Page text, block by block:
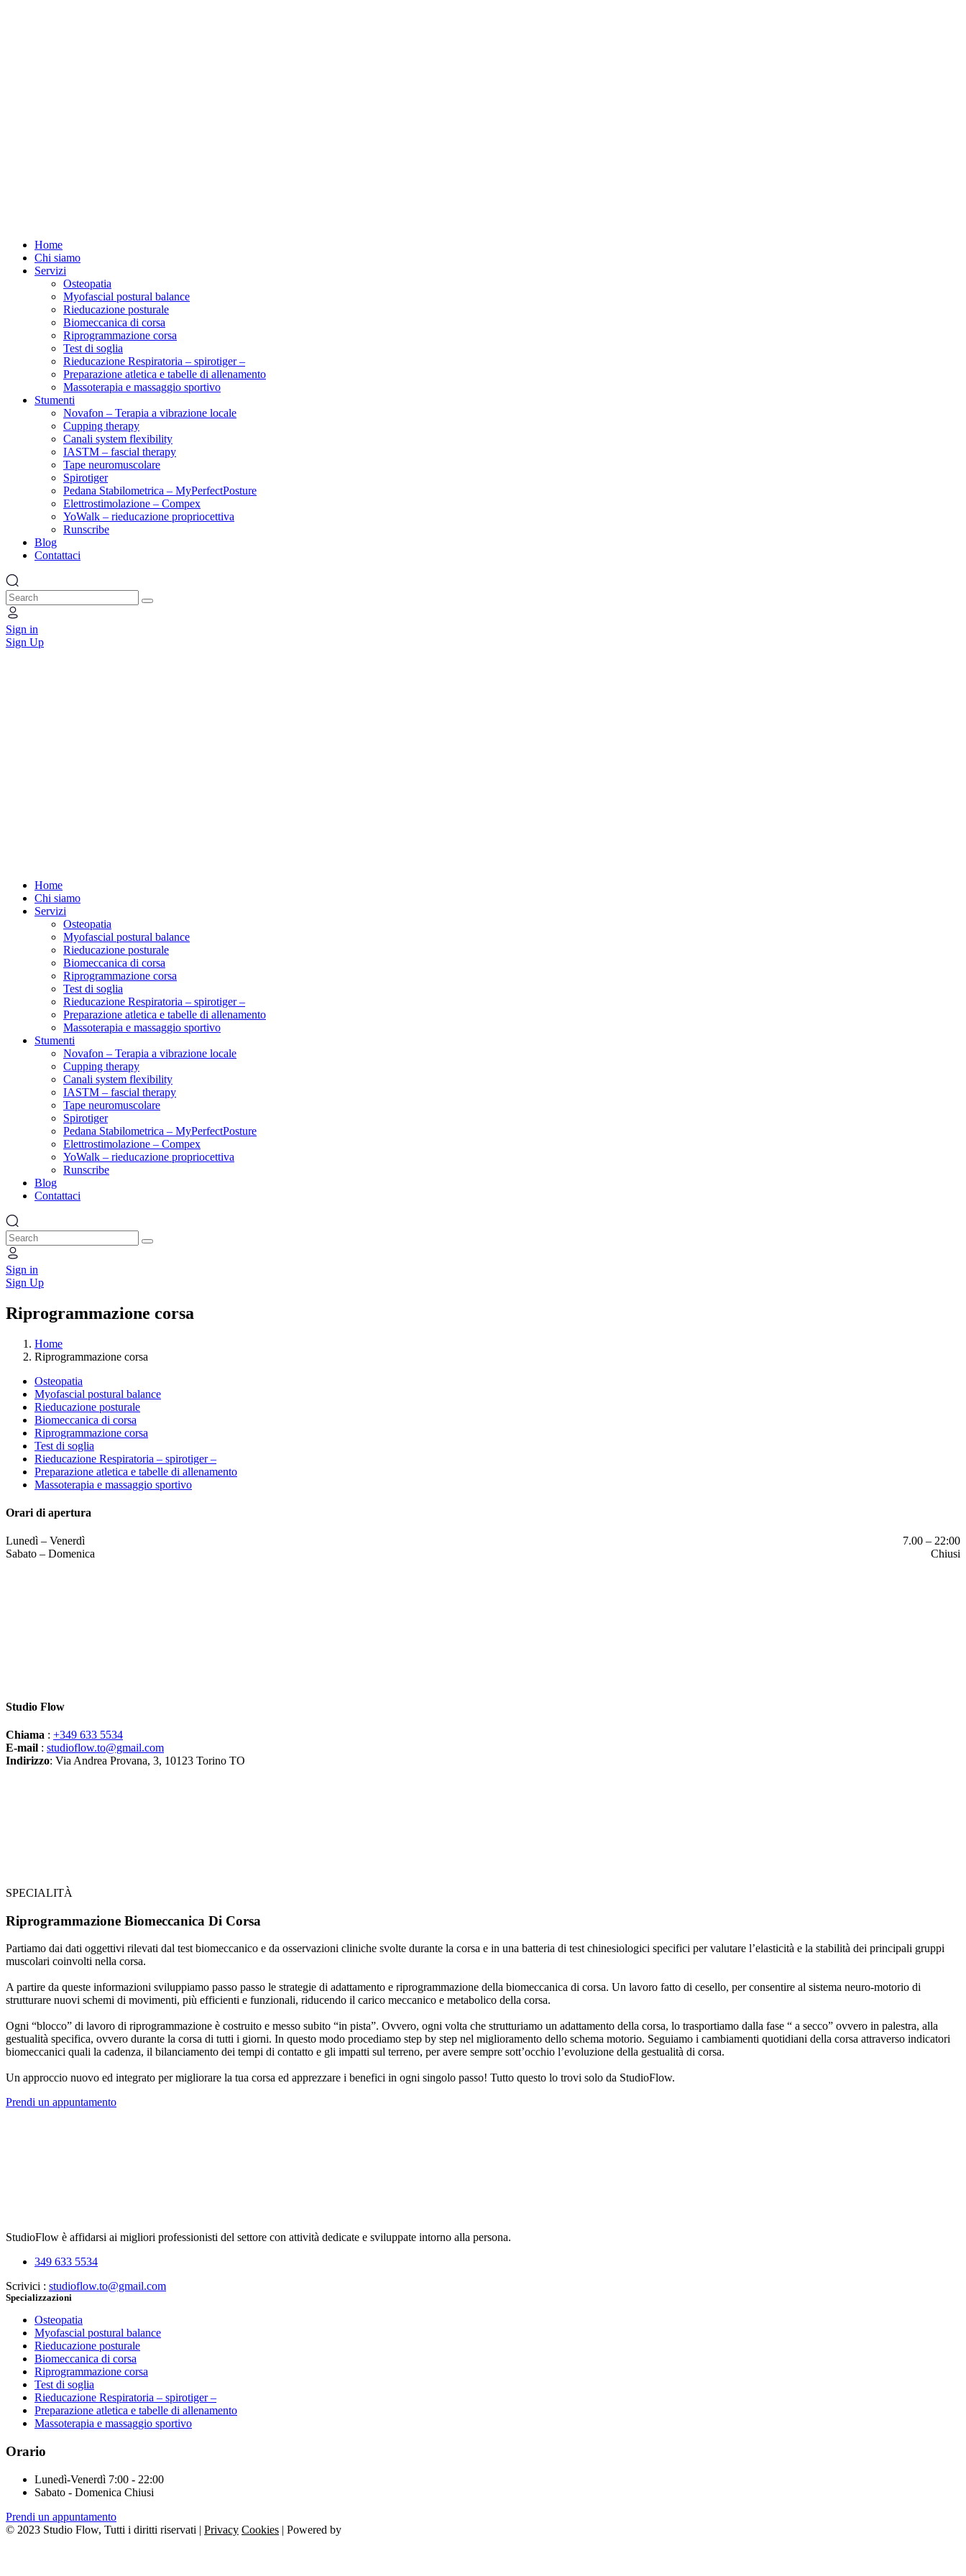
Home
Chi siamo
Servizi
Osteopatia
Myofascial postural balance
Rieducazione posturale
Biomeccanica di corsa
Riprogrammazione corsa
Test di soglia
Rieducazione Respiratoria – spirotiger –
Preparazione atletica e tabelle di allenamento
Massoterapia e massaggio sportivo
Stumenti
Novafon – Terapia a vibrazione locale
Cupping therapy
Canali system flexibility
IASTM – fascial therapy
Tape neuromuscolare
Spirotiger
Pedana Stabilometrica – MyPerfectPosture
Elettrostimolazione – Compex
YoWalk – rieducazione propriocettiva
Runscribe
Blog
Contattaci
Search
Sign in
Sign Up
Home
Chi siamo
Servizi
Osteopatia
Myofascial postural balance
Rieducazione posturale
Biomeccanica di corsa
Riprogrammazione corsa
Test di soglia
Rieducazione Respiratoria – spirotiger –
Preparazione atletica e tabelle di allenamento
Massoterapia e massaggio sportivo
Stumenti
Novafon – Terapia a vibrazione locale
Cupping therapy
Canali system flexibility
IASTM – fascial therapy
Tape neuromuscolare
Spirotiger
Pedana Stabilometrica – MyPerfectPosture
Elettrostimolazione – Compex
YoWalk – rieducazione propriocettiva
Runscribe
Blog
Contattaci
Search
Sign in
Sign Up
Riprogrammazione corsa
Home
Riprogrammazione corsa
Osteopatia
Myofascial postural balance
Rieducazione posturale
Biomeccanica di corsa
Riprogrammazione corsa
Test di soglia
Rieducazione Respiratoria – spirotiger –
Preparazione atletica e tabelle di allenamento
Massoterapia e massaggio sportivo
Orari di apertura
Lunedì – Venerdì
7.00 – 22:00
Sabato – Domenica
Chiusi
Studio Flow
Chiama : +349 633 5534
E-mail : studioflow.to@gmail.com
Indirizzo: Via Andrea Provana, 3, 10123 Torino TO
SPECIALITÀ
Riprogrammazione Biomeccanica Di Corsa
Partiamo dai dati oggettivi rilevati dal test biomeccanico e da osservazioni cliniche svolte durante la corsa e in una batteria di test chinesiologici specifici per valutare l’elasticità e la stabilità dei principali gruppi
muscolari coinvolti nella corsa.
A partire da queste informazioni sviluppiamo passo passo le strategie di adattamento e riprogrammazione della biomeccanica di corsa. Un lavoro fatto di cesello, per consentire al sistema neuro-motorio di
strutturare nuovi schemi di movimenti, più efficienti e funzionali, riducendo il carico meccanico e metabolico della corsa.
Ogni “blocco” di lavoro di riprogrammazione è costruito e messo subito “in pista”. Ovvero, ogni volta che strutturiamo un adattamento della corsa, lo trasportiamo dalla fase “ a secco” ovvero in palestra, alla
gestualità specifica, ovvero durante la corsa di tutti i giorni. In questo modo procediamo step by step nel miglioramento dello schema motorio. Seguiamo i cambiamenti quotidiani della corsa attraverso indicatori
biomeccanici quali la cadenza, il bilanciamento dei tempi di contatto e gli impatti sul terreno, per avere sempre sott’occhio l’evoluzione della gestualità di corsa.
Un approccio nuovo ed integrato per migliorare la tua corsa ed apprezzare i benefici in ogni singolo passo! Tutto questo lo trovi solo da StudioFlow.
Prendi un appuntamento
StudioFlow è affidarsi ai migliori professionisti del settore con attività dedicate e sviluppate intorno alla persona.
349 633 5534
Scrivici : studioflow.to@gmail.com
Specializzazioni
Osteopatia
Myofascial postural balance
Rieducazione posturale
Biomeccanica di corsa
Riprogrammazione corsa
Test di soglia
Rieducazione Respiratoria – spirotiger –
Preparazione atletica e tabelle di allenamento
Massoterapia e massaggio sportivo
Orario
Lunedì-Venerdì 7:00 - 22:00
Sabato - Domenica Chiusi
Prendi un appuntamento
© 2023 Studio Flow, Tutti i diritti riservati | Privacy Cookies | Powered by